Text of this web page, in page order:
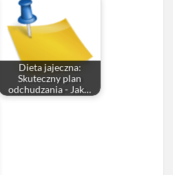
Dieta jajeczna:
Skuteczny plan
odchudzania - Jak…